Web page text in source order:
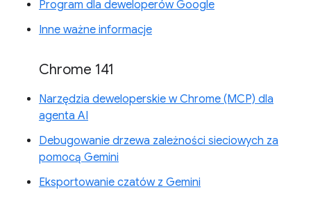
Program dla deweloperów Google
Inne ważne informacje
Chrome 141
Narzędzia deweloperskie w Chrome (MCP) dla
agenta AI
Debugowanie drzewa zależności sieciowych za
pomocą Gemini
Eksportowanie czatów z Gemini